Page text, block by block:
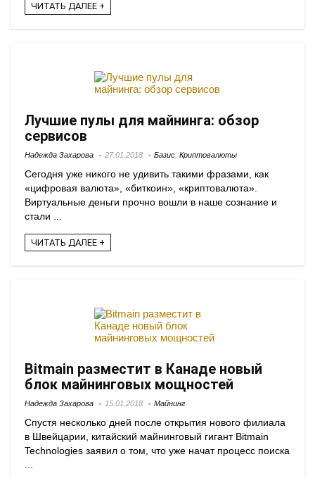
ЧИТАТЬ ДАЛЕЕ +
Лучшие пулы для майнинга: обзор
сервисов
Надежда Захарова 27.01.2018 Базис Криптовалюты
Сегодня уже никого не удивить такими фразами, как
«цифровая валюта», «биткоин», «криптовалюта».
Виртуальные деньги прочно вошли в наше сознание и
стали ...
ЧИТАТЬ ДАЛЕЕ +
Bitmain разместит в Канаде новый
блок майнинговых мощностей
Надежда Захарова 15.01.2018 Майнинг
Спустя несколько дней после открытия нового филиала
в Швейцарии, китайский майнинговый гигант Bitmain
Technologies заявил о том, что уже начат процесс поиска